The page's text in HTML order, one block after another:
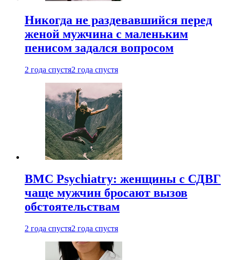
Никогда не раздевавшийся перед
женой мужчина с маленьким
пенисом задался вопросом
2 года спустя2 года спустя
BMC Psychiatry: женщины с СДВГ
чаще мужчин бросают вызов
обстоятельствам
2 года спустя2 года спустя